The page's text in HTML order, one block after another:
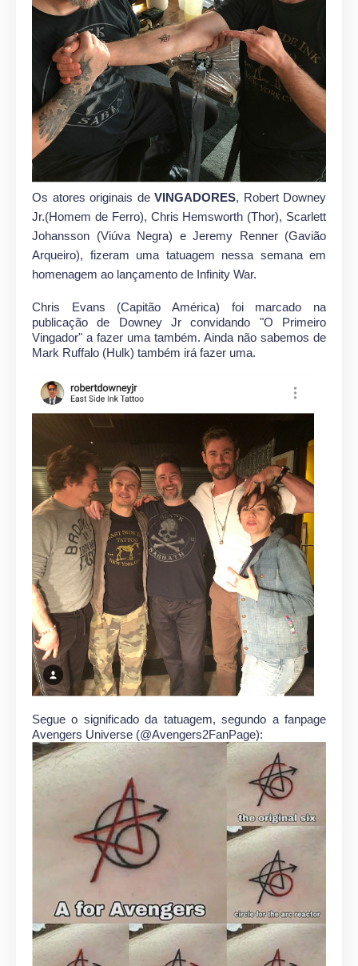
Os atores originais de VINGADORES, Robert Downey
Jr.(Homem de Ferro), Chris Hemsworth (Thor), Scarlett
Johansson (Viúva Negra) e Jeremy Renner (Gavião
Arqueiro), fizeram uma tatuagem nessa semana em
homenagem ao lançamento de Infinity War.
Chris Evans (Capitão América) foi marcado na
publicação de Downey Jr convidando "O Primeiro
Vingador" a fazer uma também. Ainda não sabemos de
Mark Ruffalo (Hulk) também irá fazer uma.
Segue o significado da tatuagem, segundo a fanpage
Avengers Universe (@Avengers2FanPage):